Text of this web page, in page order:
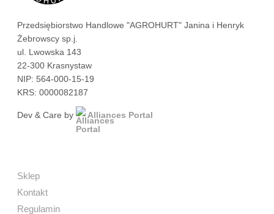
Przedsiębiorstwo Handlowe "AGROHURT" Janina i Henryk
Żebrowscy sp.j.
ul. Lwowska 143
22-300 Krasnystaw
NIP: 564-000-15-19
KRS: 0000082187
Dev & Care by Alliances Portal
Sklep
Kontakt
Regulamin